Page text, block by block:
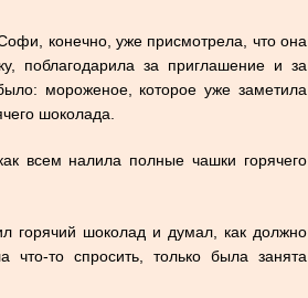
конечно, уже присмотрела, что она
поблагодарила за приглашение и за
мороженое, которое уже заметила
шоколада.
всем налила полные чашки горячего
горячий шоколад и думал, как должно
то спросить, только была занята